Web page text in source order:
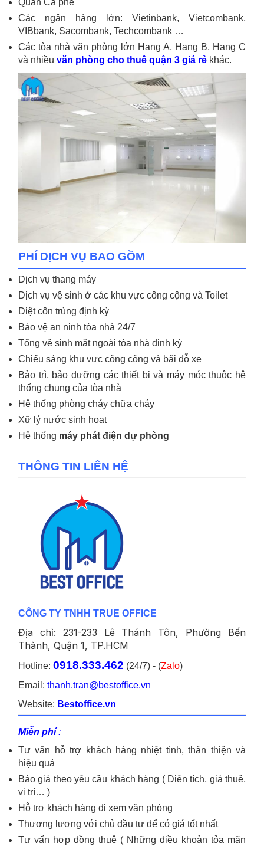
Quán Cà phê
Các ngân hàng lớn: Vietinbank, Vietcombank,
VIBbank, Sacombank, Techcombank …
Các tòa nhà văn phòng lớn Hạng A, Hạng B, Hạng C
và nhiều văn phòng cho thuê quận 3 giá rẻ khác.
PHÍ DỊCH VỤ BAO GỒM
Dịch vụ thang máy
Dịch vụ vệ sinh ở các khu vực công cộng và Toilet
Diệt côn trùng định kỳ
Bảo vệ an ninh tòa nhà 24/7
Tổng vệ sinh mặt ngoài tòa nhà định kỳ
Chiếu sáng khu vực công cộng và bãi đỗ xe
Bảo trì, bảo dưỡng các thiết bị và máy móc thuộc hệ
thống chung của tòa nhà
Hệ thống phòng cháy chữa cháy
Xữ lý nước sinh hoạt
Hệ thống máy phát điện dự phòng
THÔNG TIN LIÊN HỆ
CÔNG TY TNHH TRUE OFFICE
Địa chỉ: 231-233 Lê Thánh Tôn, Phường Bến
Thành, Quận 1, TP.HCM
Hotline: 0918.333.462 (24/7) - (Zalo)
Email: thanh.tran@bestoffice.vn
Website: Bestoffice.vn
Miễn phí:
Tư vấn hỗ trợ khách hàng nhiệt tình, thân thiện và
hiệu quả
Báo giá theo yêu cầu khách hàng ( Diện tích, giá thuê,
vị trí… )
Hỗ trợ khách hàng đi xem văn phòng
Thương lượng với chủ đầu tư để có giá tốt nhất
Tư vấn hợp đồng thuê ( Những điều khoản tỏa mãn